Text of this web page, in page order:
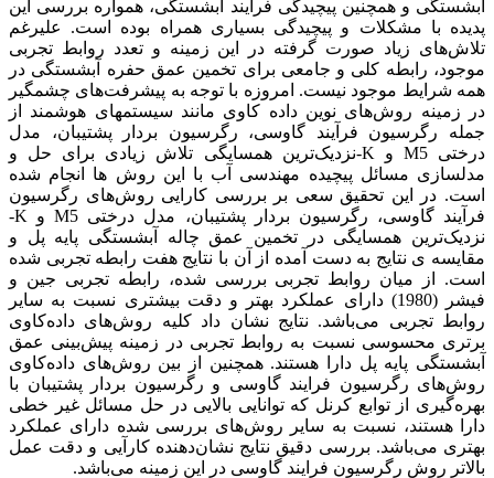
آبشستگی و همچنین پیچیدگی فرایند آبشستگی، همواره بررسی این
پدیده با مشکلات و پیچیدگی بسیاری همراه بوده است. علیرغم
تلاش‌های زیاد صورت گرفته در این زمینه و تعدد روابط تجربی
موجود، رابطه کلی و جامعی برای تخمین عمق حفره آبشستگی در
همه شرایط موجود نیست. امروزه با توجه به پیشرفت‌های چشمگیر
در زمینه روش‌های نوین داده کاوی مانند سیستمهای هوشمند از
جمله رگرسیون فرآیند گاوسی، رگرسیون بردار پشتیبان، مدل
درختی M5 و K-نزدیک‌ترین همسایگی تلاش زیادی برای حل و
مدلسازی مسائل پیچیده مهندسی آب با این روش ها انجام شده
است. در این تحقیق سعی بر بررسی کارایی روش‌های رگرسیون
فرآیند گاوسی، رگرسیون بردار پشتیبان، مدل درختی M5 و K-
نزدیک‌ترین همسایگی در تخمین عمق چاله آبشستگی پایه پل و
مقایسه ی نتایج به دست آمده از آن با نتایج هفت رابطه تجربی شده
است. از میان روابط تجربی بررسی شده، رابطه تجربی جین و
فیشر (1980) دارای عملکرد بهتر و دقت بیشتری نسبت به سایر
روابط تجربی می‌باشد. نتایج نشان داد کلیه روش‌های داده‌کاوی
برتری محسوسی نسبت به روابط تجربی در زمینه پیش‌بینی عمق
آبشستگی پایه پل دارا هستند. همچنین از بین روش‌های داده‌کاوی
روش‌های رگرسیون فرایند گاوسی و رگرسیون بردار پشتیبان با
بهره‌گیری از توابع کرنل که توانایی بالایی در حل مسائل غیر خطی
دارا هستند، نسبت به سایر روش‌های بررسی شده دارای عملکرد
بهتری می‌باشد. بررسی دقیق نتایج نشان‌دهنده کارآیی و دقت عمل
بالاتر روش رگرسیون فرایند گاوسی در این زمینه می‌باشد.